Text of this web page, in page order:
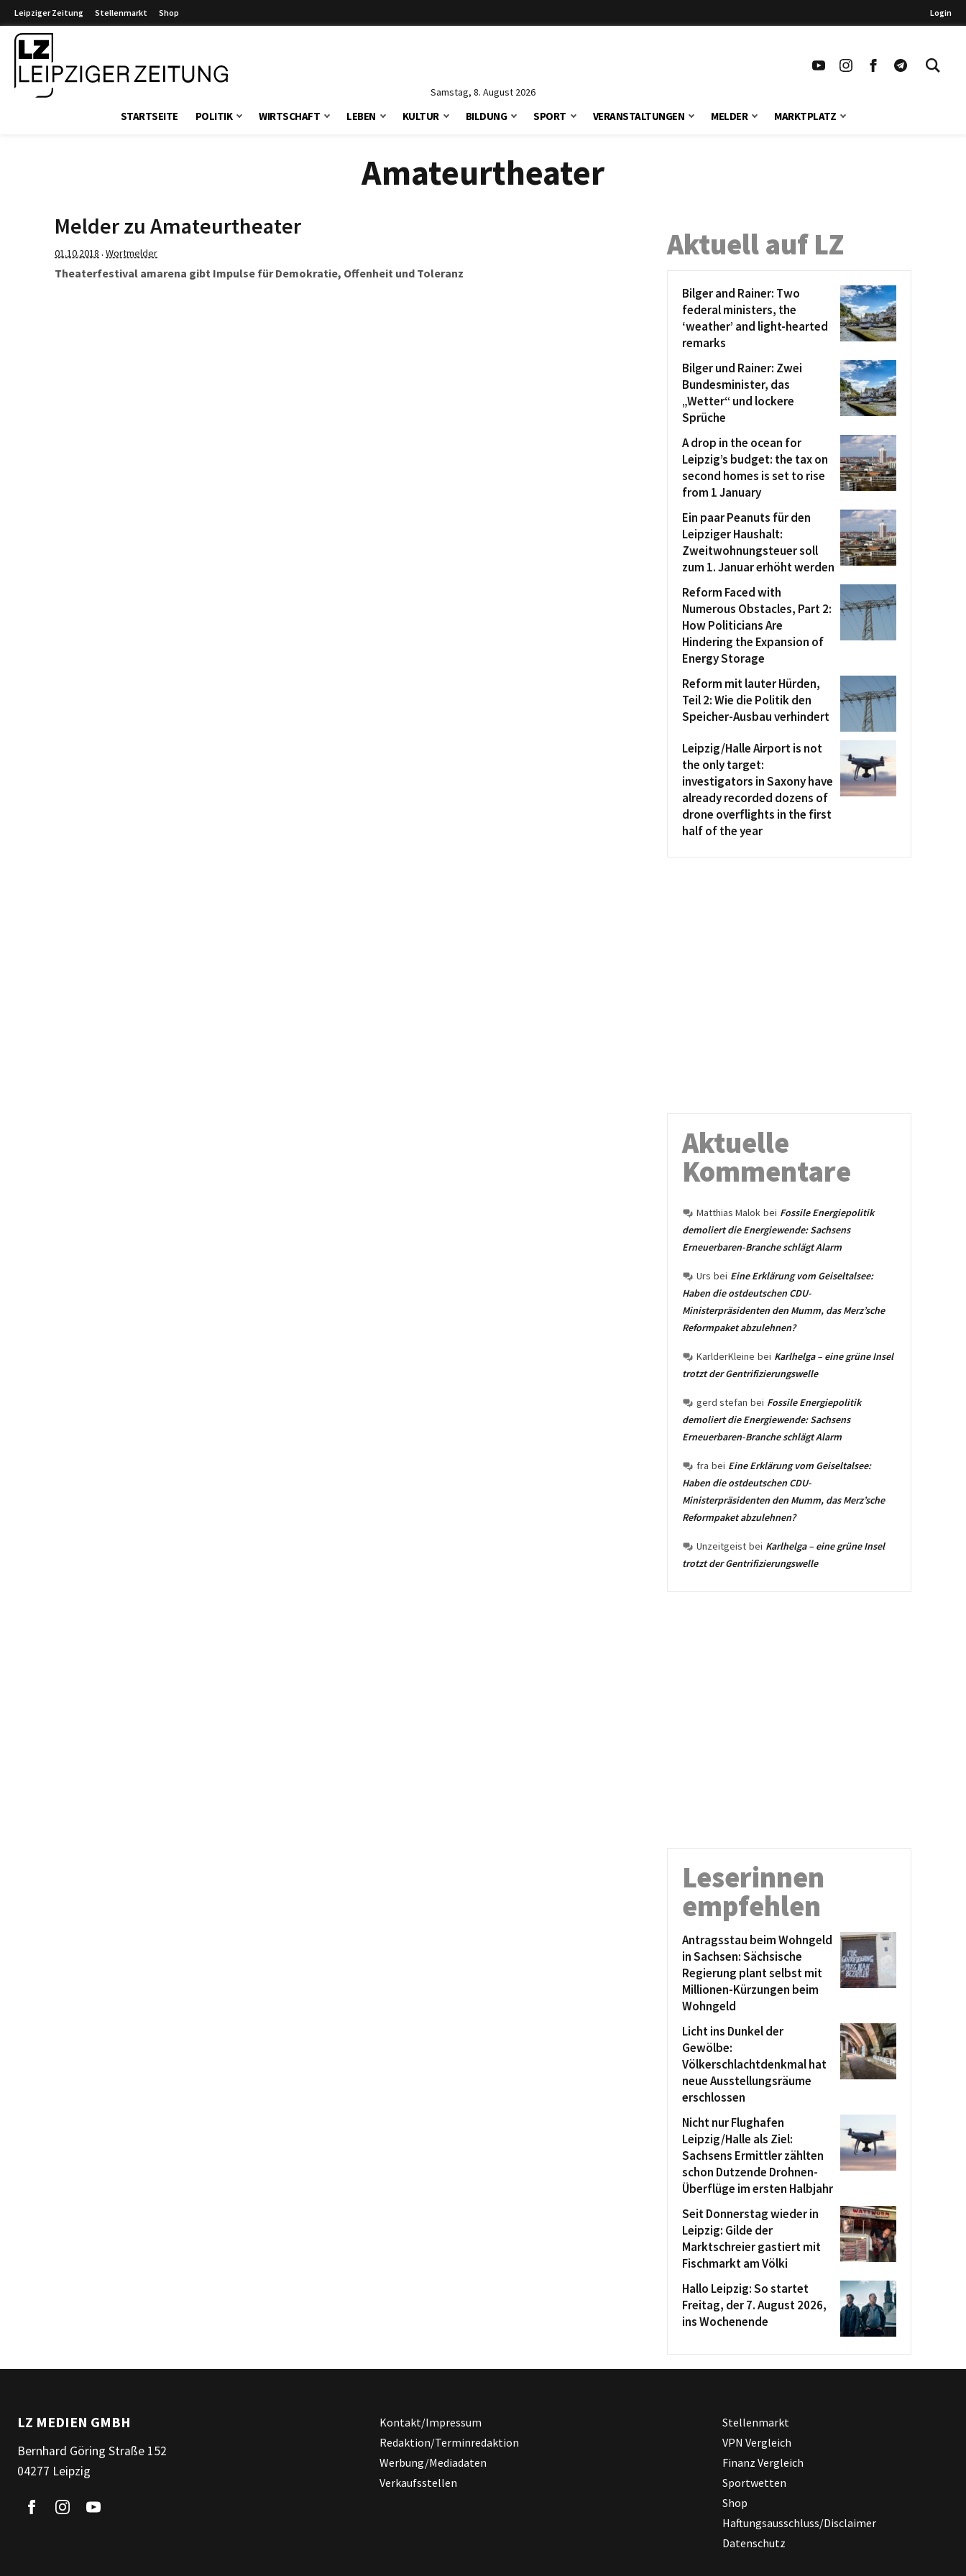
Leipziger Zeitung Stellenmarkt Shop Login
Samstag, 8. August 2026
STARTSEITE POLITIK WIRTSCHAFT LEBEN KULTUR BILDUNG SPORT VERANSTALTUNGEN MELDER MARKTPLATZ
Amateurtheater
Melder zu Amateurtheater
01.10.2018 · Wortmelder
Theaterfestival amarena gibt Impulse für Demokratie, Offenheit und Toleranz
Aktuell auf LZ
Bilger and Rainer: Two
federal ministers, the
‘weather’ and light-hearted
remarks
Bilger und Rainer: Zwei
Bundesminister, das
„Wetter“ und lockere
Sprüche
A drop in the ocean for
Leipzig’s budget: the tax on
second homes is set to rise
from 1 January
Ein paar Peanuts für den
Leipziger Haushalt:
Zweitwohnungsteuer soll
zum 1. Januar erhöht werden
Reform Faced with
Numerous Obstacles, Part 2:
How Politicians Are
Hindering the Expansion of
Energy Storage
Reform mit lauter Hürden,
Teil 2: Wie die Politik den
Speicher-Ausbau verhindert
Leipzig/Halle Airport is not
the only target:
investigators in Saxony have
already recorded dozens of
drone overflights in the first
half of the year
Aktuelle
Kommentare
Matthias Malok bei Fossile Energiepolitik
demoliert die Energiewende: Sachsens
Erneuerbaren-Branche schlägt Alarm
Urs bei Eine Erklärung vom Geiseltalsee:
Haben die ostdeutschen CDU-
Ministerpräsidenten den Mumm, das Merz’sche
Reformpaket abzulehnen?
KarlderKleine bei Karlhelga – eine grüne Insel
trotzt der Gentrifizierungswelle
gerd stefan bei Fossile Energiepolitik
demoliert die Energiewende: Sachsens
Erneuerbaren-Branche schlägt Alarm
fra bei Eine Erklärung vom Geiseltalsee:
Haben die ostdeutschen CDU-
Ministerpräsidenten den Mumm, das Merz’sche
Reformpaket abzulehnen?
Unzeitgeist bei Karlhelga – eine grüne Insel
trotzt der Gentrifizierungswelle
Leserinnen
empfehlen
Antragsstau beim Wohngeld
in Sachsen: Sächsische
Regierung plant selbst mit
Millionen-Kürzungen beim
Wohngeld
Licht ins Dunkel der
Gewölbe:
Völkerschlachtdenkmal hat
neue Ausstellungsräume
erschlossen
Nicht nur Flughafen
Leipzig/Halle als Ziel:
Sachsens Ermittler zählten
schon Dutzende Drohnen-
Überflüge im ersten Halbjahr
Seit Donnerstag wieder in
Leipzig: Gilde der
Marktschreier gastiert mit
Fischmarkt am Völki
Hallo Leipzig: So startet
Freitag, der 7. August 2026,
ins Wochenende
LZ MEDIEN GMBH
Bernhard Göring Straße 152
04277 Leipzig
Kontakt/Impressum
Redaktion/Terminredaktion
Werbung/Mediadaten
Verkaufsstellen
Stellenmarkt
VPN Vergleich
Finanz Vergleich
Sportwetten
Shop
Haftungsausschluss/Disclaimer
Datenschutz